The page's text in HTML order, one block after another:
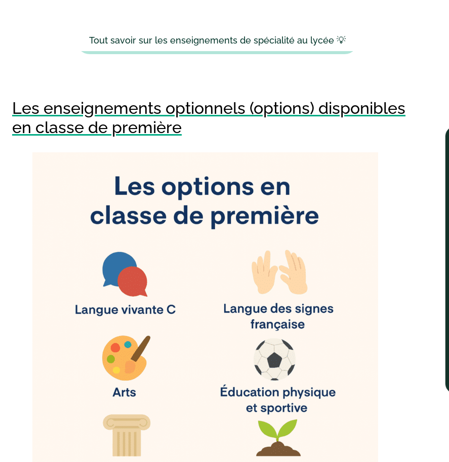
Tout savoir sur les enseignements de spécialité au lycée 💡
Les enseignements optionnels (options) disponibles
en classe de première